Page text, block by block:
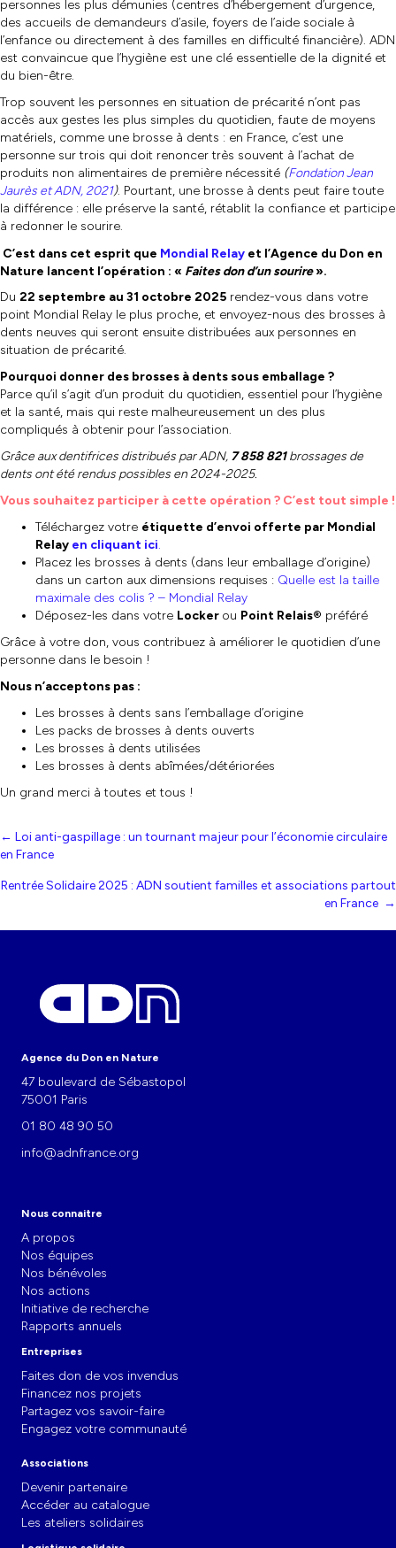
personnes les plus démunies (centres d’hébergement d’urgence,
des accueils de demandeurs d’asile, foyers de l’aide sociale à
l’enfance ou directement à des familles en difficulté financière). ADN
est convaincue que l’hygiène est une clé essentielle de la dignité et
du bien-être.
Trop souvent les personnes en situation de précarité n’ont pas
accès aux gestes les plus simples du quotidien, faute de moyens
matériels, comme une brosse à dents : en France, c’est une
personne sur trois qui doit renoncer très souvent à l’achat de
produits non alimentaires de première nécessité (Fondation Jean
Jaurès et ADN, 2021). Pourtant, une brosse à dents peut faire toute
la différence : elle préserve la santé, rétablit la confiance et participe
à redonner le sourire.
C’est dans cet esprit que Mondial Relay et l’Agence du Don en
Nature lancent l’opération : « Faites don d’un sourire».
Du 22 septembre au 31 octobre 2025 rendez-vous dans votre
point Mondial Relay le plus proche, et envoyez-nous des brosses à
dents neuves qui seront ensuite distribuées aux personnes en
situation de précarité.
Pourquoi donner des brosses à dents sous emballage ?
Parce qu’il s’agit d’un produit du quotidien, essentiel pour l’hygiène
et la santé, mais qui reste malheureusement un des plus
compliqués à obtenir pour l’association.
Grâce aux dentifrices distribués par ADN, 7 858 821brossages de
dents ont été rendus possibles en 2024-2025.
Vous souhaitez participer à cette opération ? C’est tout simple !
Téléchargez votre étiquette d’envoi offerte par Mondial
Relay en cliquant ici.
Placez les brosses à dents (dans leur emballage d’origine)
dans un carton aux dimensions requises : Quelle est la taille
maximale des colis ? – Mondial Relay
Déposez-les dans votre Locker ou Point Relais® préféré
Grâce à votre don, vous contribuez à améliorer le quotidien d’une
personne dans le besoin !
Nous n’acceptons pas :
Les brosses à dents sans l’emballage d’origine
Les packs de brosses à dents ouverts
Les brosses à dents utilisées
Les brosses à dents abîmées/détériorées
Un grand merci à toutes et tous !
Posts
navigation
← Loi anti-gaspillage : un tournant majeur pour l’économie circulaire
en France
Rentrée Solidaire 2025 : ADN soutient familles et associations partout
en France →
Agence du Don en Nature
47 boulevard de Sébastopol
75001 Paris
01 80 48 90 50
info@adnfrance.org
Nous connaitre
A propos
Nos équipes
Nos bénévoles
Nos actions
Initiative de recherche
Rapports annuels
Entreprises
Faites don de vos invendus
Financez nos projets
Partagez vos savoir-faire
Engagez votre communauté
Associations
Devenir partenaire
Accéder au catalogue
Les ateliers solidaires